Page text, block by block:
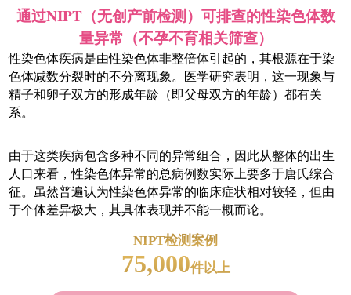
通过NIPT（无创产前检测）可排查的性染色体数
量异常（不孕不育相关筛查）
性染色体疾病是由性染色体非整倍体引起的，其根源在于染
色体减数分裂时的不分离现象。医学研究表明，这一现象与
精子和卵子双方的形成年龄（即父母双方的年龄）都有关
系。
由于这类疾病包含多种不同的异常组合，因此从整体的出生
人口来看，性染色体异常的总病例数实际上要多于唐氏综合
征。虽然普遍认为性染色体异常的临床症状相对较轻，但由
于个体差异极大，其具体表现并不能一概而论。
NIPT检测案例
75,000件以上